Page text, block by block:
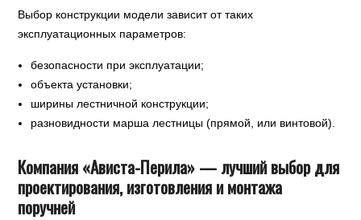
Выбор конструкции модели зависит от таких
эксплуатационных параметров:
безопасности при эксплуатации;
объекта установки;
ширины лестничной конструкции;
разновидности марша лестницы (прямой, или винтовой).
Компания «Ависта-Перила» — лучший выбор для
проектирования, изготовления и монтажа
поручней